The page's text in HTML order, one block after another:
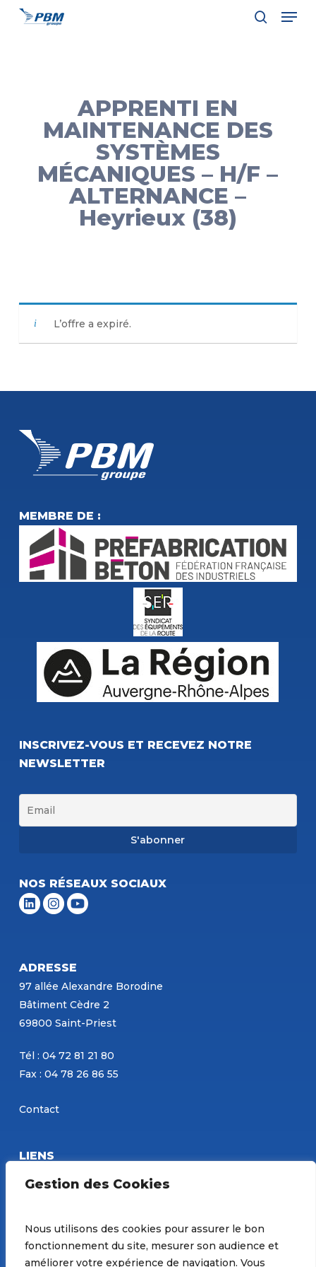
Gestion des Cookies
Nous utilisons des cookies pour assurer le bon
fonctionnement du site, mesurer son audience et
améliorer votre expérience de navigation. Vous
Skip
APPRENTI EN
MAINTENANCE DES
SYSTÈMES
MÉCANIQUES – H/F –
ALTERNANCE –
Heyrieux (38)
L’offre a expiré.
MEMBRE DE :
INSCRIVEZ-VOUS ET RECEVEZ NOTRE
NEWSLETTER
NOS RÉSEAUX SOCIAUX
ADRESSE
97 allée Alexandre Borodine
Bâtiment Cèdre 2
69800 Saint-Priest
Tél : 04 72 81 21 80
Fax : 04 78 26 86 55
Contact
LIENS
Site de Constantin
Préférences de Cookies